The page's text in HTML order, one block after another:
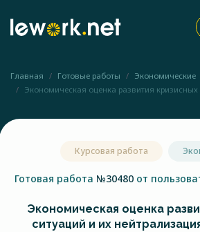
Главная Готовые работы Экономические
Экономическая оценка развития кризисных
Курсовая работа
Готовая работа №30480 от
Экономическая оценка
ситуаций и их